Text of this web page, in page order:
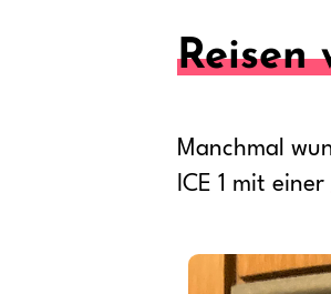
Reisen
Manchmal
ICE 1 mit einer